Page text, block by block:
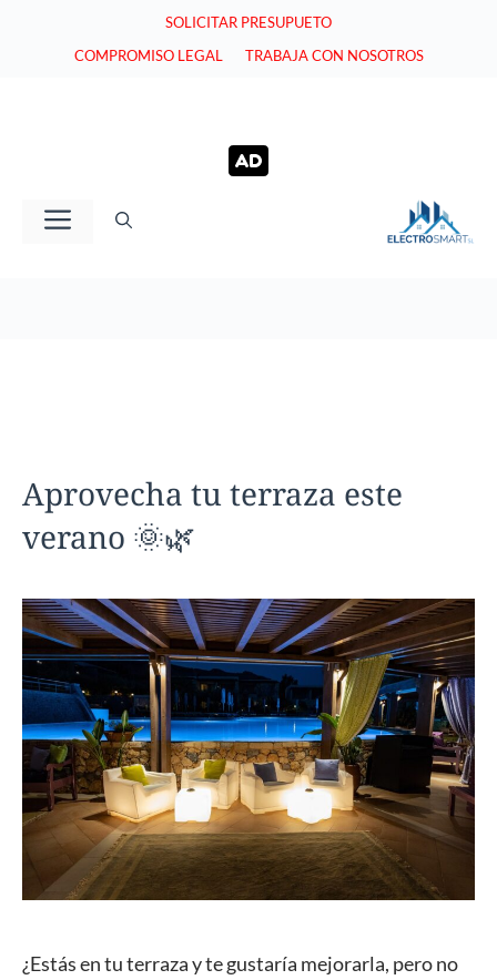
SOLICITAR PRESUPUETO
COMPROMISO LEGAL
TRABAJA CON NOSOTROS
Menú
Aprovecha tu terraza este
verano 🌞🌿
¿Estás en tu terraza y te gustaría mejorarla, pero no